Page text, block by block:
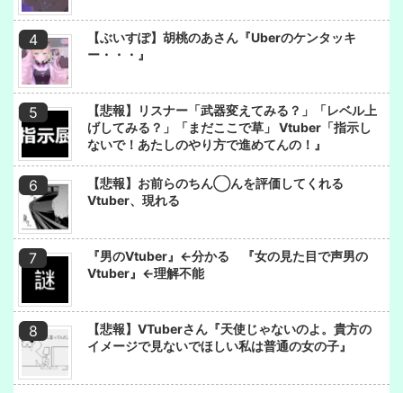
【ぶいすぽ】胡桃のあさん『Uberのケンタッキ
ー・・・』
【悲報】リスナー「武器変えてみる？」「レベル上
げしてみる？」「まだここで草」 Vtuber「指示し
ないで！あたしのやり方で進めてんの！』
【悲報】お前らのちん◯んを評価してくれる
Vtuber、現れる
『男のVtuber』←分かる 『女の見た目で声男の
Vtuber』←理解不能
【悲報】VTuberさん『天使じゃないのよ。貴方の
イメージで見ないでほしい私は普通の女の子』